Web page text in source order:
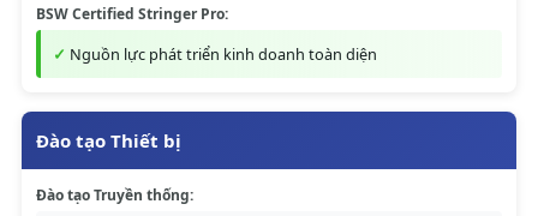
BSW Certified Stringer Pro:
Nguồn lực phát triển kinh doanh toàn diện
Đào tạo Thiết bị
Đào tạo Truyền thống: